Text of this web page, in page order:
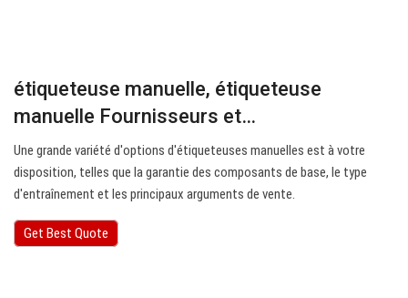
étiqueteuse manuelle, étiqueteuse
manuelle Fournisseurs et…
Une grande variété d'options d'étiqueteuses manuelles est à votre
disposition, telles que la garantie des composants de base, le type
d'entraînement et les principaux arguments de vente.
Get Best Quote